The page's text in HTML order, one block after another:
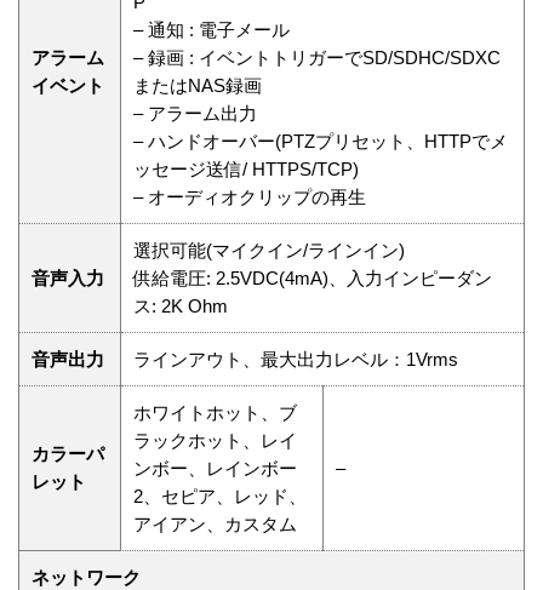
アラーム
イベント
– 通知 : 電子メール
– 録画 : イベントトリガーでSD/SDHC/SDXC
またはNAS録画
– アラーム出力
– ハンドオーバー(PTZプリセット、HTTPでメ
ッセージ送信/ HTTPS/TCP)
– オーディオクリップの再生
音声入力
選択可能(マイクイン/ラインイン)
供給電圧: 2.5VDC(4mA)、入力インピーダン
ス: 2K Ohm
音声出力 ラインアウト、最大出力レベル：1Vrms
カラーパ
レット
ホワイトホット、ブ
ラックホット、レイ
ンボー、レインボー
2、セピア、レッド、
アイアン、カスタム
–
ネットワーク